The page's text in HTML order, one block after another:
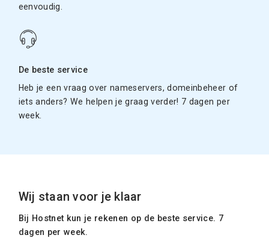
eenvoudig.
De beste service
Heb je een vraag over nameservers, domeinbeheer of
iets anders? We helpen je graag verder! 7 dagen per
week.
Wij staan voor je klaar
Bij Hostnet kun je rekenen op de beste service. 7
dagen per week.